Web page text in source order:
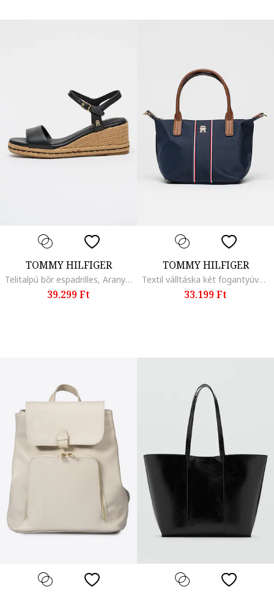
TOMMY HILFIGER
Telitalpú bőr espadrilles, Aranyszín/Fekete
39.299 Ft
TOMMY HILFIGER
Textil válltáska két fogantyúval, Piros/Fehér/Tengerészkék
33.199 Ft